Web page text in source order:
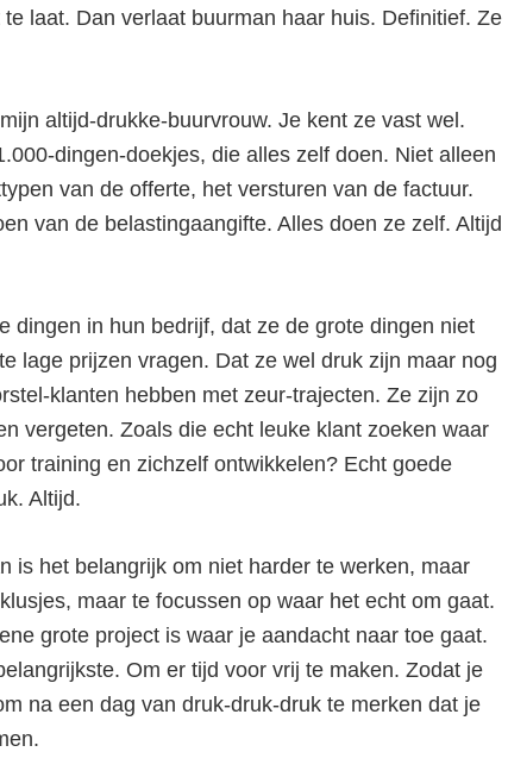
laat. Dan verlaat buurman haar huis. Definitief. Ze
altijd-drukke-buurvrouw. Je kent ze vast wel.
dingen-doekjes, die alles zelf doen. Niet alleen
van de offerte, het versturen van de factuur.
van de belastingaangifte. Alles doen ze zelf. Altijd
dingen in hun bedrijf, dat ze de grote dingen niet
lage prijzen vragen. Dat ze wel druk zijn maar nog
klanten hebben met zeur-trajecten. Ze zijn zo
vergeten. Zoals die echt leuke klant zoeken waar
training en zichzelf ontwikkelen? Echt goede
Altijd.
is het belangrijk om niet harder te werken, maar
maar te focussen op waar het echt om gaat.
grote project is waar je aandacht naar toe gaat.
Om er tijd voor vrij te maken. Zodat je
na een dag van druk-druk-druk te merken dat je